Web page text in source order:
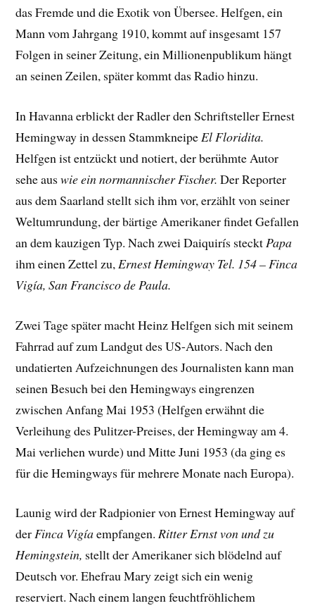
das Fremde und die Exotik von Übersee. Helfgen, ein
Mann vom Jahrgang 1910, kommt auf insgesamt 157
Folgen in seiner Zeitung, ein Millionenpublikum hängt
an seinen Zeilen, später kommt das Radio hinzu.
In Havanna erblickt der Radler den Schriftsteller Ernest
Hemingway in dessen Stammkneipe El Floridita.
Helfgen ist entzückt und notiert, der berühmte Autor
sehe auswie ein normannischer Fischer. Der Reporter
aus dem Saarland stellt sich ihm vor, erzählt von seiner
Weltumrundung, der bärtige Amerikaner findet Gefallen
an dem kauzigen Typ. Nach zwei Daiquirís steckt Papa
ihm einen Zettel zu, Ernest Hemingway Tel. 154 – Finca
Vigía, San Francisco de Paula.
Zwei Tage später macht Heinz Helfgen sich mit seinem
Fahrrad auf zum Landgut des US-Autors. Nach den
undatierten Aufzeichnungen des Journalisten kann man
seinen Besuch bei den Hemingways eingrenzen
zwischen Anfang Mai 1953 (Helfgen erwähnt die
Verleihung des Pulitzer-Preises, der Hemingway am 4.
Mai verliehen wurde) und Mitte Juni 1953 (da ging es
für die Hemingways für mehrere Monate nach Europa).
Launig wird der Radpionier von Ernest Hemingway auf
derFinca Vigíaempfangen. Ritter Ernst von und zu
Hemingstein, stellt der Amerikaner sich blödelnd auf
Deutsch vor. Ehefrau Mary zeigt sich ein wenig
reserviert. Nach einem langen feuchtfröhlichem